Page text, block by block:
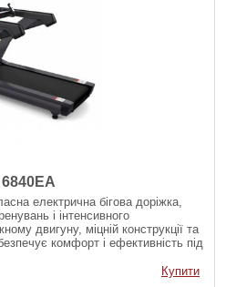
6840EA
електрична бігова доріжка,
і інтенсивного
двигуну, міцній конструкції та
комфорт і ефективність під
Купити